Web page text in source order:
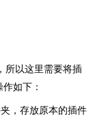
所以这里需要将插
如下：
，存放原本的插件